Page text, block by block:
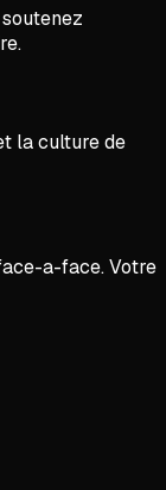
la culture de
a-face. Votre